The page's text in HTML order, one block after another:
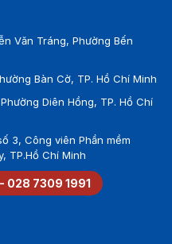
Văn Tráng, Phường Bến
Bàn Cờ, TP. Hồ Chí Minh
Diên Hồng, TP. Hồ Chí
3, Công viên Phần mềm
TP.Hồ Chí Minh
- 028 7309 1991